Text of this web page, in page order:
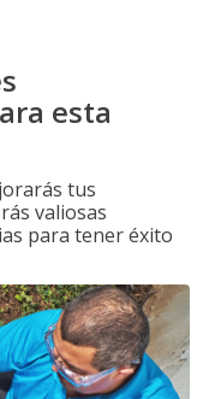
esta
tus
valiosas
para tener éxito